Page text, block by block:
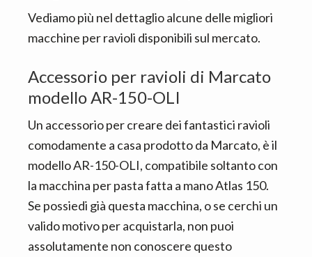
Vediamo più nel dettaglio alcune delle migliori
macchine per ravioli disponibili sul mercato.
Accessorio per ravioli di Marcato
modello AR-150-OLI
Un accessorio per creare dei fantastici ravioli
comodamente a casa prodotto da Marcato, è il
modello AR-150-OLI, compatibile soltanto con
la macchina per pasta fatta a mano Atlas 150.
Se possiedi già questa macchina, o se cerchi un
valido motivo per acquistarla, non puoi
assolutamente non conoscere questo